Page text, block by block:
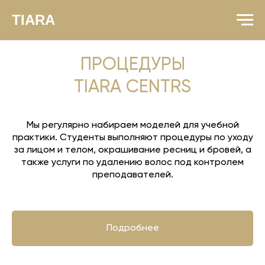
TIARA
ПРОЦЕДУРЫ
TIARA CENTRS
Мы регулярно набираем моделей для учебной
практики. Студенты выполняют процедуры по уходу
за лицом и телом, окрашивание ресниц и бровей, а
также услуги по удалению волос под контролем
преподавателей.
Подробнее